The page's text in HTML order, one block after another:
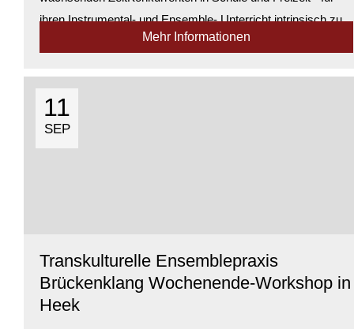
ihren Instrumental- und Ensemble- Unterricht intrinsisch zu
motivieren, wie sie vom Zählen zum Erzählen kommen, das
Mehr Informationen
11
SEP
Transkulturelle Ensemblepraxis
Brückenklang Wochenende-Workshop in
Heek